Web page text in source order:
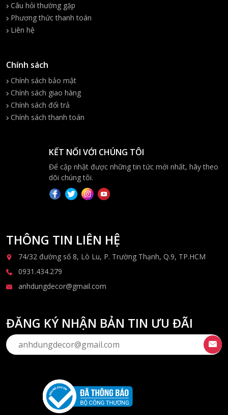
Câu hỏi thường gặp
Phương thức thanh toán
Liên hệ
Chính sách
Chính sách bảo mật
Chính sách giao hàng
Chính sách đổi trả
Chính sách thanh toán
KẾT NỐI VỚI CHÚNG TÔI
Để cập nhật được những tin tức mới nhất, hãy theo
dõi chúng tôi.
THÔNG TIN LIÊN HỆ
74/32 đường số 8, Lò Lu, P. Trường Thạnh, Q.9, TP.HCM
0931.434.279
anhdungdecor@gmail.com
ĐĂNG KÝ NHẬN BẢN TIN ƯU ĐÃI